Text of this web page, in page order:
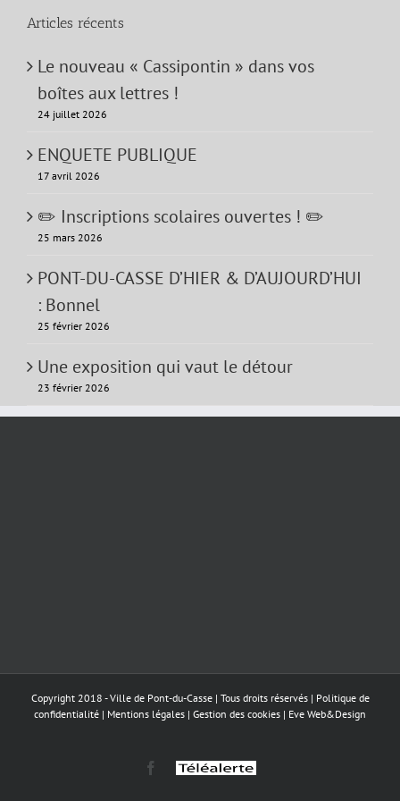
Articles récents
Le nouveau « Cassipontin » dans vos
boîtes aux lettres !
24 juillet 2026
ENQUETE PUBLIQUE
17 avril 2026
✏️ Inscriptions scolaires ouvertes ! ✏️
25 mars 2026
PONT-DU-CASSE D’HIER & D’AUJOURD’HUI
: Bonnel
25 février 2026
Une exposition qui vaut le détour
23 février 2026
Copyright 2018 - Ville de Pont-du-Casse | Tous droits réservés | Politique de
confidentialité | Mentions légales | Gestion des cookies | Eve Web&Design
Facebook
Téléalerte